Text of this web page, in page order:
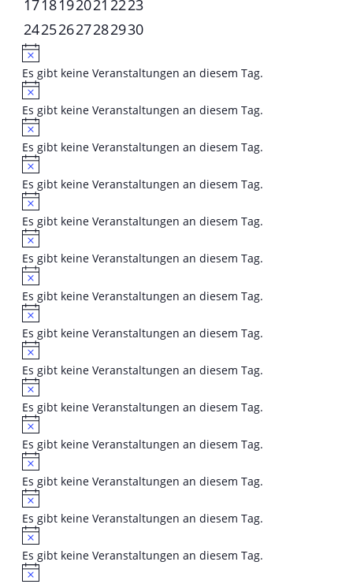
vorgestellt
0
Veranstaltungen
170
Veranstaltungen
180
Veranstaltungen
190
Veranstaltungen
200
Veranstaltungen
21 0
Veranstaltungen
220
Veranstaltungen
23
0
Veranstaltungen
240
250
260
270
280
290
30
Hinweis
Es gibt keine Veranstaltungen an diesem Tag.
Hinweis
Es gibt keine Veranstaltungen an diesem Tag.
Hinweis
Es gibt keine Veranstaltungen an diesem Tag.
Hinweis
Es gibt keine Veranstaltungen an diesem Tag.
Hinweis
Es gibt keine Veranstaltungen an diesem Tag.
Hinweis
Es gibt keine Veranstaltungen an diesem Tag.
Hinweis
Es gibt keine Veranstaltungen an diesem Tag.
Hinweis
Es gibt keine Veranstaltungen an diesem Tag.
Hinweis
Es gibt keine Veranstaltungen an diesem Tag.
Hinweis
Es gibt keine Veranstaltungen an diesem Tag.
Hinweis
Es gibt keine Veranstaltungen an diesem Tag.
Hinweis
Es gibt keine Veranstaltungen an diesem Tag.
Hinweis
Es gibt keine Veranstaltungen an diesem Tag.
Hinweis
Es gibt keine Veranstaltungen an diesem Tag.
Hinweis